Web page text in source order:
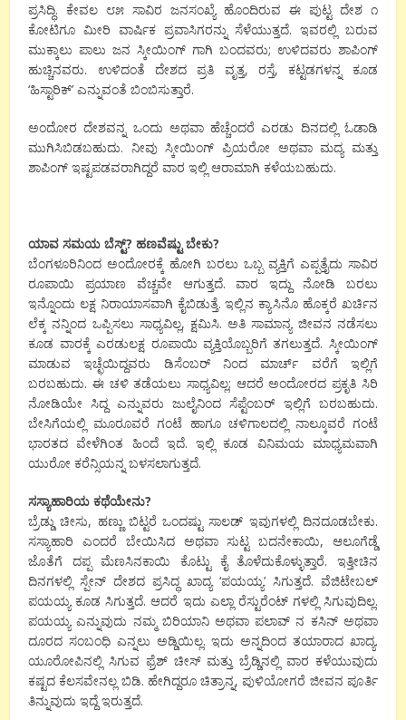
ಪ್ರಸಿದ್ಧಿ. ಕೇವಲ ೮೫ ಸಾವಿರ ಜನಸಂಖ್ಯೆ ಹೊಂದಿರುವ ಈ ಪುಟ್ಟ ದೇಶ ೧
ಕೋಟಿಗೂ ಮೀರಿ ವಾರ್ಷಿಕ ಪ್ರವಾಸಿಗರನ್ನು ಸೆಳೆಯುತ್ತದೆ. ಇವರಲ್ಲಿ ಬರುವ
ಮುಕ್ಕಾಲು ಪಾಲು ಜನ ಸ್ಕೀಯಿಂಗ್ ಗಾಗಿ ಬಂದವರು; ಉಳಿದವರು ಶಾಪಿಂಗ್
ಹುಚ್ಚಿನವರು. ಉಳಿದಂತೆ ದೇಶದ ಪ್ರತಿ ವೃತ್ತ, ರಸ್ತೆ, ಕಟ್ಟಡಗಳನ್ನ ಕೂಡ
‘ಹಿಸ್ಟಾರಿಕ್’ ಎನ್ನುವಂತೆ ಬಿಂಬಿಸುತ್ತಾರೆ.
ಅಂದೋರ ದೇಶವನ್ನ ಒಂದು ಅಥವಾ ಹೆಚ್ಚೆಂದರೆ ಎರಡು ದಿನದಲ್ಲಿ ಓಡಾಡಿ
ಮುಗಿಸಿಬಿಡಬಹುದು. ನೀವು ಸ್ಕೀಯಿಂಗ್ ಪ್ರಿಯರೋ ಅಥವಾ ಮದ್ಯ ಮತ್ತು
ಶಾಪಿಂಗ್ ಇಷ್ಟಪಡವರಾಗಿದ್ದರೆ ವಾರ ಇಲ್ಲಿ ಆರಾಮಾಗಿ ಕಳೆಯಬಹುದು.
ಯಾವ ಸಮಯ ಬೆಸ್ಟ್? ಹಣವೆಷ್ಟು ಬೇಕು?
ಬೆಂಗಳೂರಿನಿಂದ ಅಂದೋರಕ್ಕೆ ಹೋಗಿ ಬರಲು ಒಬ್ಬ ವ್ಯಕ್ತಿಗೆ ಎಪ್ಪತ್ತೈದು ಸಾವಿರ
ರೂಪಾಯಿ ಪ್ರಯಾಣ ವೆಚ್ಚವೇ ಆಗುತ್ತದೆ. ವಾರ ಇದ್ದು ನೋಡಿ ಬರಲು
ಇನ್ನೊಂದು ಲಕ್ಷ ನಿರಾಯಾಸವಾಗಿ ಕೈಬಿಡುತ್ತೆ. ಇಲ್ಲಿನ ಕ್ಯಾಸಿನೊ ಹೊಕ್ಕರೆ ಖರ್ಚಿನ
ಲೆಕ್ಕ ನನ್ನಿಂದ ಒಪ್ಪಿಸಲು ಸಾಧ್ಯವಿಲ್ಲ, ಕ್ಷಮಿಸಿ. ಅತಿ ಸಾಮಾನ್ಯ ಜೀವನ ನಡೆಸಲು
ಕೂಡ ವಾರಕ್ಕೆ ಎರಡುಲಕ್ಷ ರೂಪಾಯಿ ವ್ಯಕ್ತಿಯೊಬ್ಬರಿಗೆ ತಗಲುತ್ತದೆ. ಸ್ಕೀಯಿಂಗ್
ಮಾಡುವ ಇಚ್ಛೆಯಿದ್ದವರು ಡಿಸೆಂಬರ್ ನಿಂದ ಮಾರ್ಚ್ ವರೆಗೆ ಇಲ್ಲಿಗೆ
ಬರಬಹುದು. ಈ ಚಳಿ ತಡೆಯಲು ಸಾಧ್ಯವಿಲ್ಲ; ಆದರೆ ಅಂದೋರದ ಪ್ರಕೃತಿ ಸಿರಿ
ನೋಡಿಯೇ ಸಿದ್ದ ಎನ್ನುವರು ಜುಲೈನಿಂದ ಸೆಪ್ಟೆಂಬರ್ ಇಲ್ಲಿಗೆ ಬರಬಹುದು.
ಬೇಸಿಗೆಯಲ್ಲಿ ಮೂರೂವರೆ ಗಂಟೆ ಹಾಗೂ ಚಳಿಗಾಲದಲ್ಲಿ ನಾಲ್ಕೂವರೆ ಗಂಟೆ
ಭಾರತದ ವೇಳೆಗಿಂತ ಹಿಂದೆ ಇದೆ. ಇಲ್ಲಿ ಕೂಡ ವಿನಿಮಯ ಮಾಧ್ಯಮವಾಗಿ
ಯುರೋ ಕರೆನ್ಸಿಯನ್ನ ಬಳಸಲಾಗುತ್ತದೆ.
ಸಸ್ಯಾಹಾರಿಯ ಕಥೆಯೇನು?
ಬ್ರೆಡ್ಡು ಚೀಸು, ಹಣ್ಣು ಬಿಟ್ಟರೆ ಒಂದಷ್ಟು ಸಾಲಡ್ ಇವುಗಳಲ್ಲಿ ದಿನದೂಡಬೇಕು.
ಸಸ್ಯಾಹಾರಿ ಎಂದರೆ ಬೇಯಿಸಿದ ಅಥವಾ ಸುಟ್ಟ ಬದನೇಕಾಯಿ, ಆಲೂಗೆಡ್ಡೆ
ಜೊತೆಗೆ ದಪ್ಪ ಮೆಣಸಿನಕಾಯಿ ಕೊಟ್ಟು ಕೈ ತೊಳೆದುಕೊಳ್ಳುತ್ತಾರೆ. ಇತ್ತೀಚಿನ
ದಿನಗಳಲ್ಲಿ ಸ್ಪೇನ್ ದೇಶದ ಪ್ರಸಿದ್ಧ ಖಾದ್ಯ ‘ಪಯಯ್ಯ’ ಸಿಗುತ್ತದೆ. ವೆಜಿಟೇಬಲ್
ಪಯಯ್ಯ ಕೂಡ ಸಿಗುತ್ತದೆ. ಆದರೆ ಇದು ಎಲ್ಲಾ ರೆಸ್ಟುರೆಂಟ್ ಗಳಲ್ಲಿ ಸಿಗುವುದಿಲ್ಲ.
ಪಯಯ್ಯ ಎನ್ನುವುದು ನಮ್ಮ ಬಿರಿಯಾನಿ ಅಥವಾ ಪಲಾವ್ ನ ಕಸಿನ್ ಅಥವಾ
ದೂರದ ಸಂಬಂಧಿ ಎನ್ನಲು ಅಡ್ಡಿಯಿಲ್ಲ. ಇದು ಅನ್ನದಿಂದ ತಯಾರಾದ ಖಾದ್ಯ.
ಯೂರೋಪಿನಲ್ಲಿ ಸಿಗುವ ಫ್ರೆಶ್ ಚೀಸ್ ಮತ್ತು ಬ್ರೆಡ್ಡಿನಲ್ಲಿ ವಾರ ಕಳೆಯುವುದು
ಕಷ್ಟದ ಕೆಲಸವೇನಲ್ಲ ಬಿಡಿ. ಹೇಗಿದ್ದರೂ ಚಿತ್ರಾನ್ನ, ಪುಳಿಯೋಗರೆ ಜೀವನ ಪೂರ್ತಿ
ತಿನ್ನುವುದು ಇದ್ದೆ ಇರುತ್ತದೆ.